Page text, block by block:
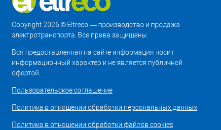
Copyright 2026 © Eltreco — производство и продажа
электротранспорта. Все права защищены.
Вся предоставленная на сайте информация носит
информационный характер и не является публичной
офертой.
Пользовательское соглашение
Политика в отношении обработки персональных данных
Политика в отношении обработки файлов cookies